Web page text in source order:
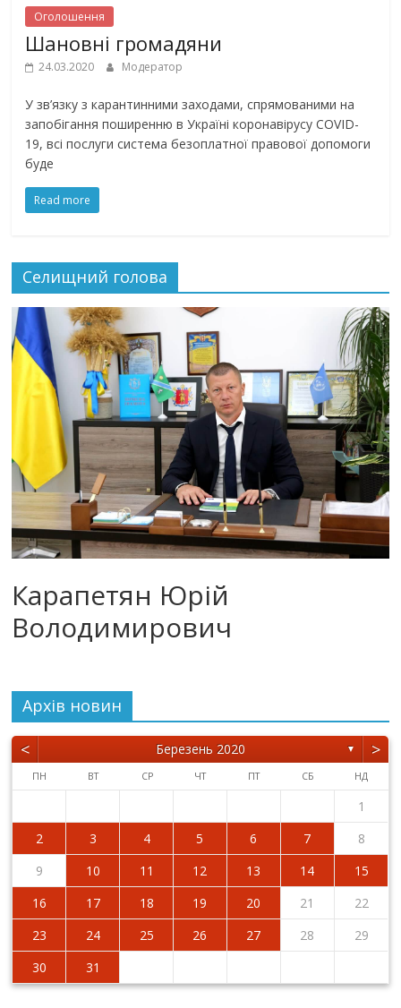
Оголошення
Шановні громадяни
24.03.2020 Модератор
У зв’язку з карантинними заходами, спрямованими на
запобігання поширенню в Україні коронавірусу COVID-
19, всі послуги система безоплатної правової допомоги
буде
Read more
Селищний голова
Карапетян Юрій
Володимирович
Архiв новин
< Березень 2020 ▼ >
ПН ВТ СР ЧТ ПТ СБ НД
1
2
3 4 5 6 7
8
9
10 11 12 13 14
15
16
17 18 19 20 21
22
23
24 25 26 27 28
29
30
31